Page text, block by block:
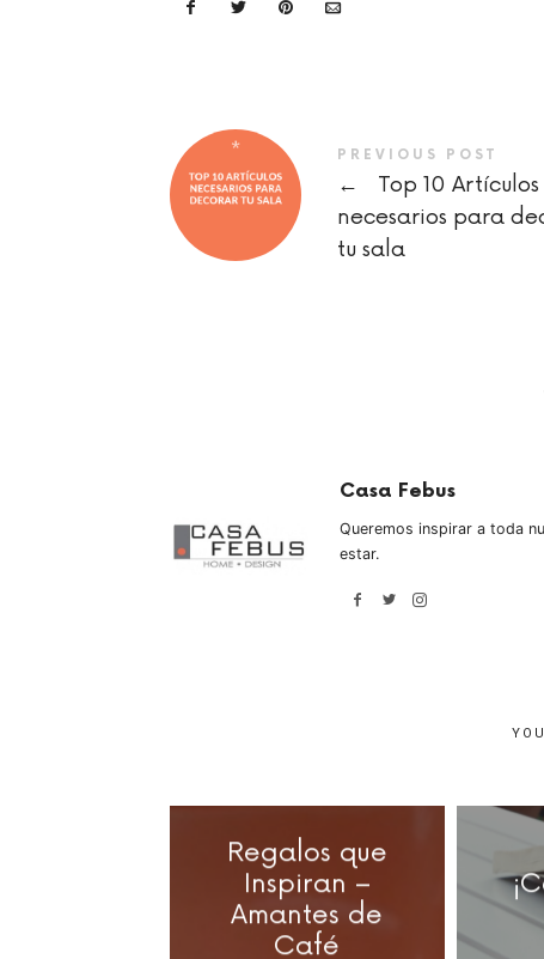
PREVIOUS POST
←
Top 10 Artículos
necesarios para
tu sala
Casa Febus
Queremos inspirar a toda
estar.
Regalos que
Inspiran –
Amantes de
Café